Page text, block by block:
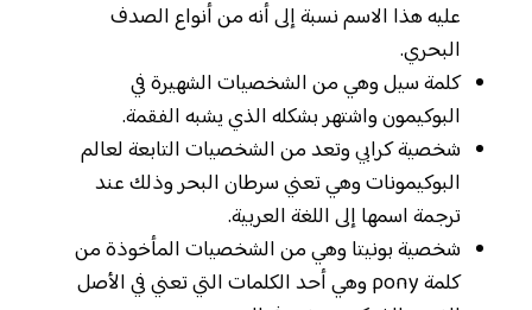
عليه هذا الاسم نسبة إلى أنه من أنواع الصدف
البحري.
كلمة سيل وهي من الشخصيات الشهيرة في
البوكيمون واشتهر بشكله الذي يشبه الفقمة.
شخصية كرابي وتعد من الشخصيات التابعة لعالم
البوكيمونات وهي تعني سرطان البحر وذلك عند
ترجمة اسمها إلى اللغة العربية.
شخصية بونيتا وهي من الشخصيات المأخوذة من
كلمة pony وهي أحد الكلمات التي تعني في الأصل